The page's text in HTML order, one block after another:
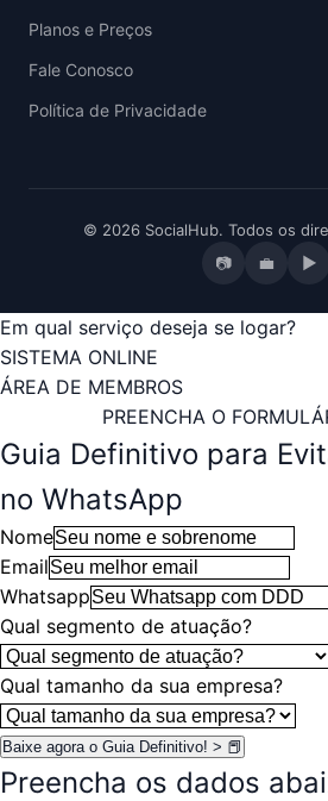
Planos e Preços
Fale Conosco
Política de Privacidade
© 2026 SocialHub. Todos os
📷 💼 ▶
Em qual serviço deseja se logar?
SISTEMA ONLINE
ÁREA DE MEMBROS
PREENCHA O
Guia Definitivo para
no WhatsApp
Nome
Email
Whatsapp